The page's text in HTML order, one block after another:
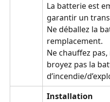
La batterie est
garantir un
Ne déballez la
remplacement.
Ne chauffez
broyez pas la
d’incendie/
Installation